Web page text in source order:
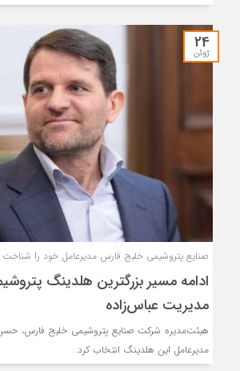
24
ژوئن
صنایع پتروشیمی خلیج فارس مدیرعامل خود را شناخت
ادامه مسیر بزرگترین هلدینگ
مدیریت عباس‌زاده
هیئت‌مدیره شرکت صنایع پتروشیمی خلیج فارس، حسن
مدیرعامل این هلدینگ انتخاب کرد.